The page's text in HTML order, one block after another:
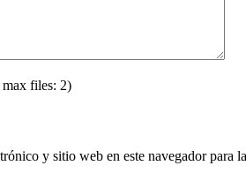
files: 2)
y sitio web en este navegador para